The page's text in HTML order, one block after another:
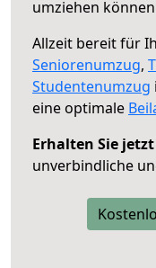
umziehen
Allzeit bereit für
Seniorenumzug,
Studentenumzug
eine optimale
Erhalten Sie jetzt
unverbindliche